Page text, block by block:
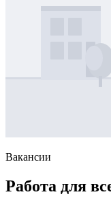
Вакансии
Работа для